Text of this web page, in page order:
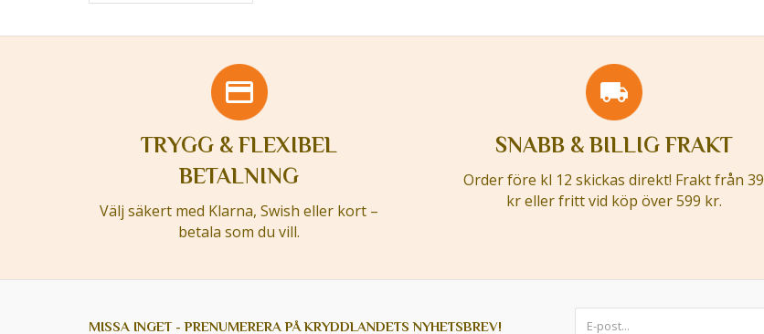
TRYGG & FLEXIBEL
BETALNING
Välj säkert med Klarna, Swish eller kort –
betala som du vill.
SNABB & BILLIG FRAKT
Order före kl 12 skickas direkt! Frakt från 39
kr eller fritt vid köp över 599 kr.
MISSA INGET - PRENUMERERA PÅ KRYDDLANDETS NYHETSBREV!